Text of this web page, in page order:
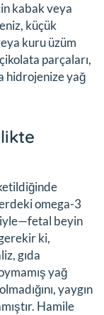
kabak veya
küçük
kuru üzüm
parçaları,
hidrojenize yağ
omega-3
beyin
ki,
gıda
yağ
yaygın
Hamile